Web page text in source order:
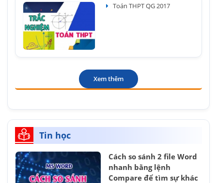
Toán THPT QG 2017
Xem thêm
Tin học
Cách so sánh 2 file Word
nhanh bằng lệnh
Compare để tìm sự khác